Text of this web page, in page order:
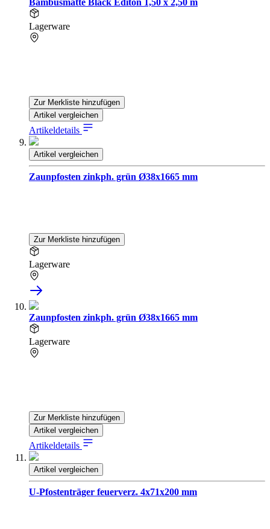
Bambusmatte Black Editon 1,50 x 2,50 m
Lagerware
Zur Merkliste hinzufügen
Artikel vergleichen
Artikeldetails
Artikel vergleichen
Zaunpfosten zinkph. grün Ø38x1665 mm
Zur Merkliste hinzufügen
Lagerware
Zaunpfosten zinkph. grün Ø38x1665 mm
Lagerware
Zur Merkliste hinzufügen
Artikel vergleichen
Artikeldetails
Artikel vergleichen
U-Pfostenträger feuerverz. 4x71x200 mm